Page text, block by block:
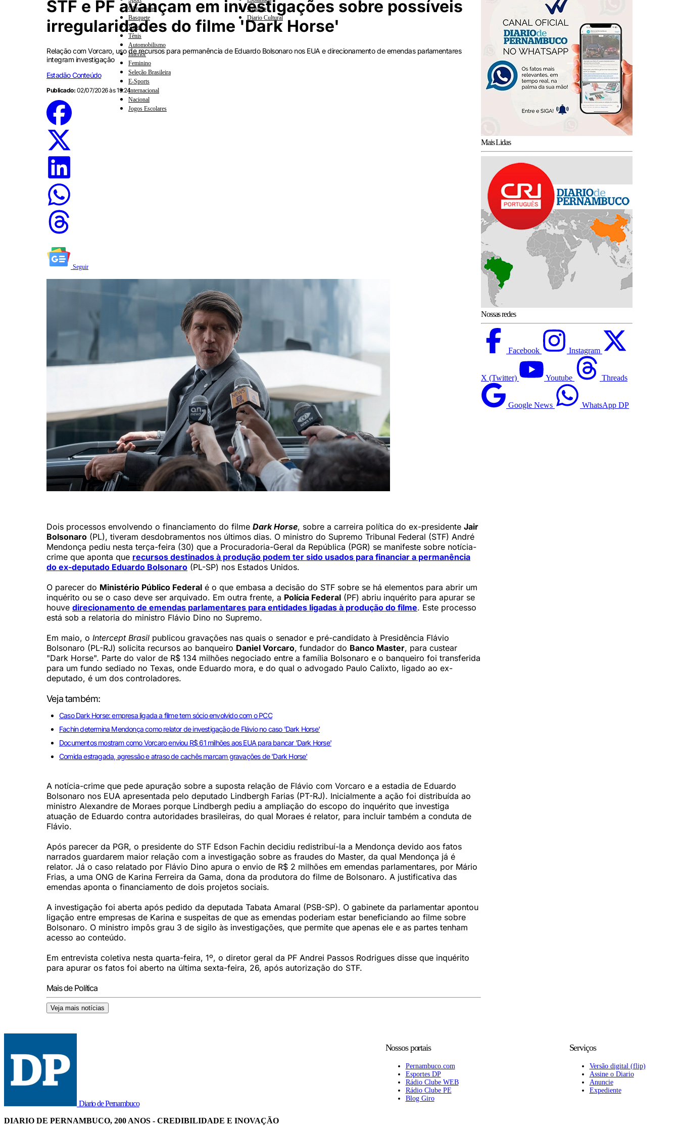
Olimpíadas
Basquete
Vôlei
Tênis
Automobilismo
Interior
Feminino
Seleção Brasileira
E-Sports
Internacional
Nacional
Jogos Escolares
Opinião
Diario Cultural
STF e PF avançam em investigações sobre possíveis
irregularidades do filme 'Dark Horse'
Relação com Vorcaro, uso de recursos para permanência de Eduardo Bolsonaro nos EUA e direcionamento de emendas parlamentares
integram investigação
Estadão Conteúdo
Publicado: 02/07/2026 às 19:24
Seguir
Dois processos envolvendo o financiamento do filme Dark Horse, sobre a carreira política do ex-presidente Jair
Bolsonaro (PL), tiveram desdobramentos nos últimos dias. O ministro do Supremo Tribunal Federal (STF) André
Mendonça pediu nesta terça-feira (30) que a Procuradoria-Geral da República (PGR) se manifeste sobre notícia-
crime que aponta que recursos destinados à produção podem ter sido usados para financiar a permanência
do ex-deputado Eduardo Bolsonaro (PL-SP) nos Estados Unidos.
O parecer do Ministério Público Federal é o que embasa a decisão do STF sobre se há elementos para abrir um
inquérito ou se o caso deve ser arquivado. Em outra frente, a Polícia Federal (PF) abriu inquérito para apurar se
houve direcionamento de emendas parlamentares para entidades ligadas à produção do filme. Este processo
está sob a relatoria do ministro Flávio Dino no Supremo.
Em maio, o Intercept Brasil publicou gravações nas quais o senador e pré-candidato à Presidência Flávio
Bolsonaro (PL-RJ) solicita recursos ao banqueiro Daniel Vorcaro, fundador do Banco Master, para custear
"Dark Horse". Parte do valor de R$ 134 milhões negociado entre a família Bolsonaro e o banqueiro foi transferida
para um fundo sediado no Texas, onde Eduardo mora, e do qual o advogado Paulo Calixto, ligado ao ex-
deputado, é um dos controladores.
Veja também:
Caso Dark Horse: empresa ligada a filme tem sócio envolvido com o PCC
Fachin determina Mendonça como relator de investigação de Flávio no caso 'Dark Horse'
Documentos mostram como Vorcaro enviou R$ 61 milhões aos EUA para bancar 'Dark Horse'
Comida estragada, agressão e atraso de cachês marcam gravações de 'Dark Horse'
A notícia-crime que pede apuração sobre a suposta relação de Flávio com Vorcaro e a estadia de Eduardo
Bolsonaro nos EUA apresentada pelo deputado Lindbergh Farias (PT-RJ). Inicialmente a ação foi distribuída ao
ministro Alexandre de Moraes porque Lindbergh pediu a ampliação do escopo do inquérito que investiga
atuação de Eduardo contra autoridades brasileiras, do qual Moraes é relator, para incluir também a conduta de
Flávio.
Após parecer da PGR, o presidente do STF Edson Fachin decidiu redistribuí-la a Mendonça devido aos fatos
narrados guardarem maior relação com a investigação sobre as fraudes do Master, da qual Mendonça já é
relator. Já o caso relatado por Flávio Dino apura o envio de R$ 2 milhões em emendas parlamentares, por Mário
Frias, a uma ONG de Karina Ferreira da Gama, dona da produtora do filme de Bolsonaro. A justificativa das
emendas aponta o financiamento de dois projetos sociais.
A investigação foi aberta após pedido da deputada Tabata Amaral (PSB-SP). O gabinete da parlamentar apontou
ligação entre empresas de Karina e suspeitas de que as emendas poderiam estar beneficiando ao filme sobre
Bolsonaro. O ministro impôs grau 3 de sigilo às investigações, que permite que apenas ele e as partes tenham
acesso ao conteúdo.
Em entrevista coletiva nesta quarta-feira, 1º, o diretor geral da PF Andrei Passos Rodrigues disse que inquérito
para apurar os fatos foi aberto na última sexta-feira, 26, após autorização do STF.
Mais de Política
Veja mais notícias
Mais Lidas
Nossas redes
Facebook Instagram
X (Twitter) Youtube Threads
Google News WhatsApp DP
Diario de Pernambuco
DIARIO DE PERNAMBUCO, 200 ANOS - CREDIBILIDADE E INOVAÇÃO
Nossos portais
Pernambuco.com
Esportes DP
Rádio Clube WEB
Rádio Clube PE
Blog Giro
Serviços
Versão digital (flip)
Assine o Diario
Anuncie
Expediente